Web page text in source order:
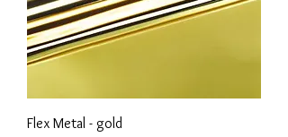
Flex Metal - gold